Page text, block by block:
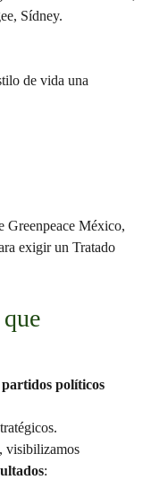
de vida una
partidos políticos
visibilizamos
: